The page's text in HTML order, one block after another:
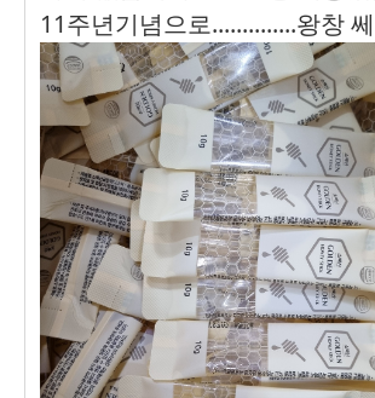
11주년기념으로..............왕창